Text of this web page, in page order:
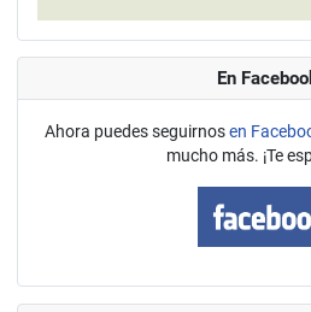
En
Ahora puedes seguirnosen
mucho más. ¡Te